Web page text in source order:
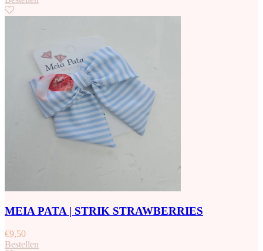
MEIA PATA | STRIK STRAWBERRIES
€9,50
Bestellen